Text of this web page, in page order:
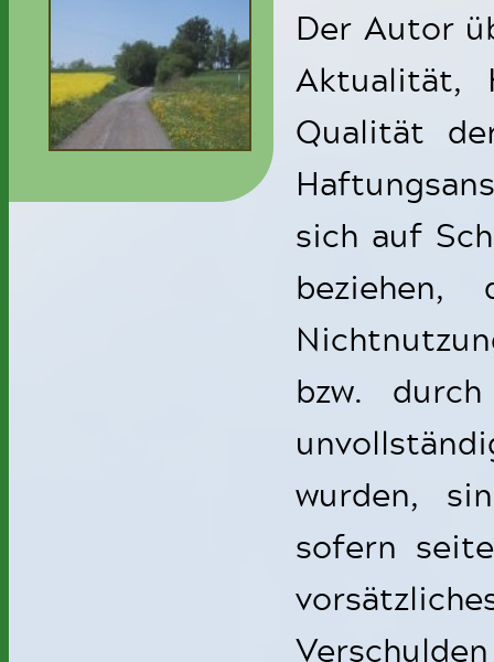
Der Autor
Aktualität,
Qualität
sich auf
bzw.
wurden,
sofern